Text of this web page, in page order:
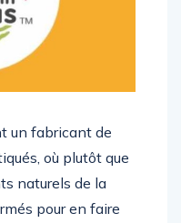
un fabricant de
où plutôt que
naturels de la
pour en faire